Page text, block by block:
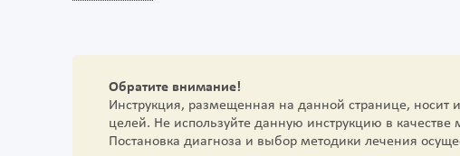
Обратите внимание!
Инструкция, размещенная на данной странице,
целей. Не используйте данную инструкцию в
Постановка диагноза и выбор методики лечения